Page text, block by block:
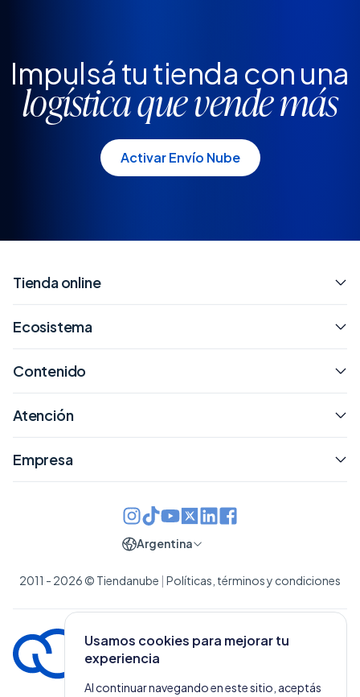
Impulsá tu tienda con una
logística que vende más
Activar Envío Nube
Usamos cookies para mejorar tu
experiencia
Al continuar navegando en este sitio, aceptás
Tienda online
Ecosistema
Contenido
Atención
Empresa
2011 - 2026 © Tiendanube Políticas, términos y condiciones
Argentina